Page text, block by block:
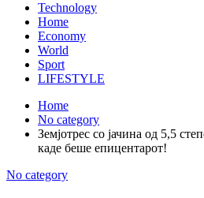
Technology
Home
Economy
World
Sport
LIFESTYLE
Home
No category
Земјотрес со јачина од 5,5
каде беше епицентарот!
No category